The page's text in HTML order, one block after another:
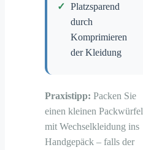
Platzsparend
durch
Komprimieren
der Kleidung
Praxistipp: Packen Sie
einen kleinen Packwürfel
mit Wechselkleidung ins
Handgepäck – falls der